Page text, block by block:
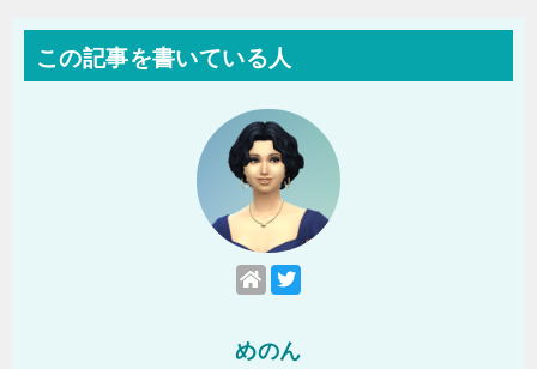
この記事を書いている人
めのん